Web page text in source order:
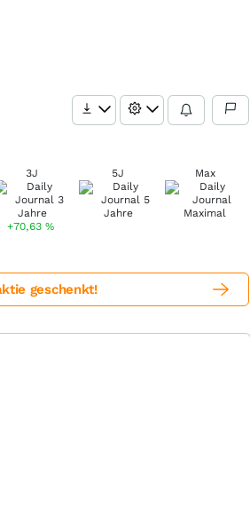
3J
+70,63 %
5J Max
geschenkt!